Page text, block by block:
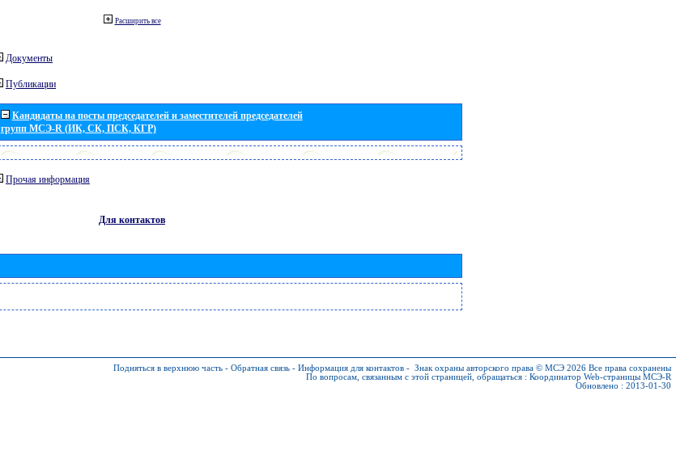
Расширить все
Документы
Публикации
Кандидаты на посты председателей и заместителей председателей
групп МСЭ-R (ИК, СК, ПСК, КГР)
Прочая информация
Для контактов
Подняться в верхнюю часть - Обратная связь - Информация для контактов - Знак охраны авторского права © МСЭ 2026 Все права сохранены
По вопросам, связанным с этой страницей, обращаться : Координатор Web-страницы МСЭ-R
Обновлено : 2013-01-30